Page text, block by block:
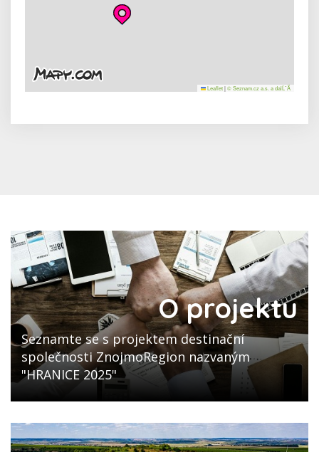
Leaflet|© Seznam.cz a.s. a dalĹˇĂ­
O projektu
Seznamte se s projektem destinační
společnosti ZnojmoRegion nazvaným
"HRANICE 2025"